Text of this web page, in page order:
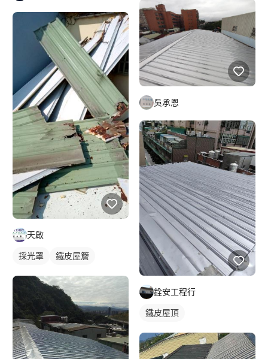
天啟
採光罩 鐵皮屋簷
吳承恩
銓安工程行
鐵皮屋頂